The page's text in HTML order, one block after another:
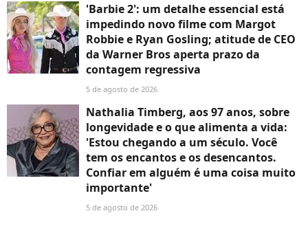
'Barbie 2': um detalhe essencial está
impedindo novo filme com Margot
Robbie e Ryan Gosling; atitude de CEO
da Warner Bros aperta prazo da
contagem regressiva
5 de agosto de 2026
Nathalia Timberg, aos 97 anos, sobre
longevidade e o que alimenta a vida:
'Estou chegando a um século. Você
tem os encantos e os desencantos.
Confiar em alguém é uma coisa muito
importante'
5 de agosto de 2026